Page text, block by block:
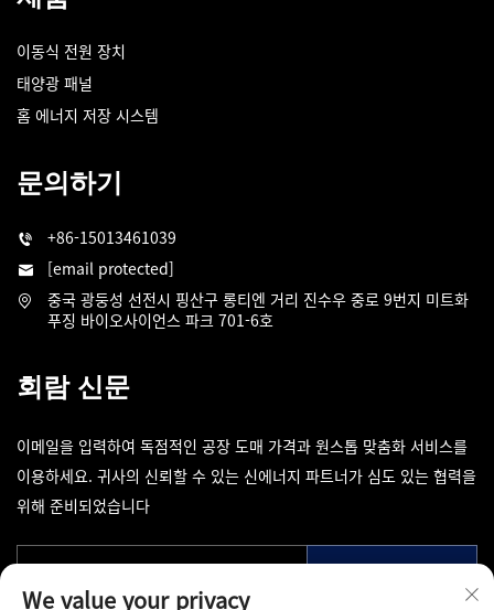
이동식 전원 장치
태양광 패널
홈 에너지 저장 시스템
문의하기
+86-15013461039
[email protected]
중국 광둥성 선전시 핑산구 롱티엔 거리 진수우 중로 9번지 미트화
푸징 바이오사이언스 파크 701-6호
회람 신문
이메일을 입력하여 독점적인 공장 도매 가격과 원스톱 맞춤화 서비스를
이용하세요. 귀사의 신뢰할 수 있는 신에너지 파트너가 심도 있는 협력을
위해 준비되었습니다
제출
We value your privacy